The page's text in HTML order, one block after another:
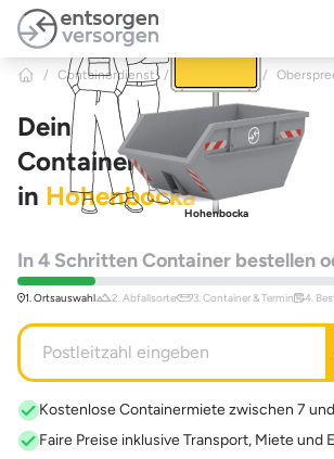
Zum Hauptinhalt springen
/ Containerdienst / /
Dein
Containerdienst
in Hohenbocka
Hohenbocka
In 4 Schritten Container bestellen
1. Ortsauswahl 2. Abfallsorte 3. Container & Termin 4.
Kostenlose Containermiete zwischen 7
Faire Preise inklusive Transport, Miete und